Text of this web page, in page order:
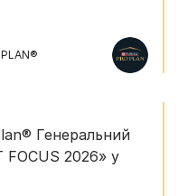
Генеральний
FOCUS 2026» у